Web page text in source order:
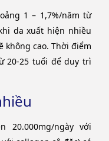
1 – 1,7%/năm từ
da xuất hiện nhiều
không cao. Thời điểm
20-25 tuổi để duy trì
20.000mg/ngày với